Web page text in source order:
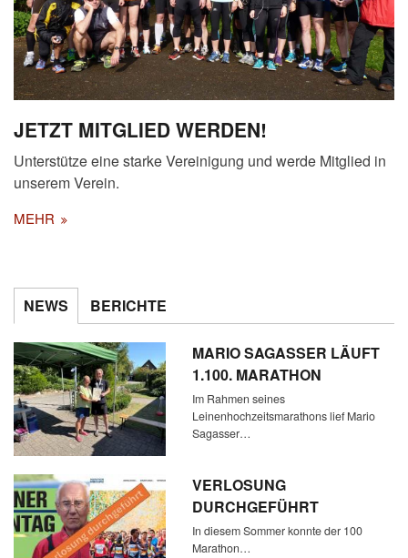
JETZT MITGLIED WERDEN!
Unterstütze eine starke Vereinigung und werde Mitglied in
unserem Verein.
MEHR
NEWS BERICHTE
MARIO SAGASSER LÄUFT
1.100. MARATHON
Im Rahmen seines
Leinenhochzeitsmarathons lief Mario
Sagasser…
VERLOSUNG
DURCHGEFÜHRT
In diesem Sommer konnte der 100
Marathon…